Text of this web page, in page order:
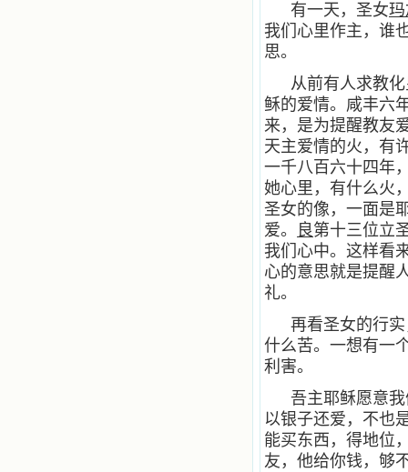
有一天，圣女
我们心里作主，谁
思。
从前有人求教
稣的爱情。咸丰六
来，是为提醒教友
天主爱情的火，有
一千八百六十四年
她心里，有什么火
圣女的像，一面是
爱。
良第十三位立
我们心中。这样看
心的意思就是提醒
礼。
再看圣女的行
什么苦。一想有一
利害。
吾主耶稣愿意
以银子还爱，不也
能买东西，得地位
友，他给你钱，够